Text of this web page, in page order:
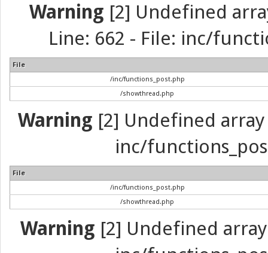
Warning [2] Undefined
Line: 662 - File: inc/
File
/inc/functions_post.php
/showthread.php
Warning [2] Undefined
inc/
File
/inc/functions_post.php
/showthread.php
Warning [2] Undefined